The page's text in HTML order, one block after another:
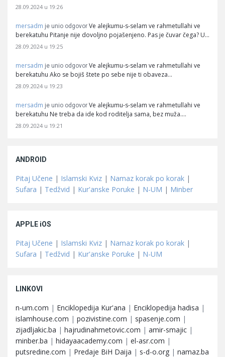
28.09.2024 u 19:26
mersadm je unio odgovor Ve alejkumu-s-selam ve rahmetullahi ve
berekatuhu Pitanje nije dovoljno pojašenjeno. Pas je čuvar čega? U…
28.09.2024 u 19:25
mersadm je unio odgovor Ve alejkumu-s-selam ve rahmetullahi ve
berekatuhu Ako se bojiš štete po sebe nije ti obaveza…
28.09.2024 u 19:23
mersadm je unio odgovor Ve alejkumu-s-selam ve rahmetullahi ve
berekatuhu Ne treba da ide kod roditelja sama, bez muža.…
28.09.2024 u 19:21
ANDROID
Pitaj Učene | Islamski Kviz | Namaz korak po korak |
Sufara | Tedžvid | Kur'anske Poruke | N-UM | Minber
APPLE iOS
Pitaj Učene | Islamski Kviz | Namaz korak po korak |
Sufara | Tedžvid | Kur'anske Poruke | N-UM
LINKOVI
n-um.com | Enciklopedija Kur'ana | Enciklopedija hadisa |
islamhouse.com | pozivistine.com | spasenje.com |
zijadljakic.ba | hajrudinahmetovic.com | amir-smajic |
minber.ba | hidayaacademy.com | el-asr.com |
putsredine.com | Predaje BiH Daija | s-d-o.org | namaz.ba